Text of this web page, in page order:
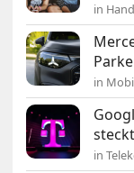
in
in
in